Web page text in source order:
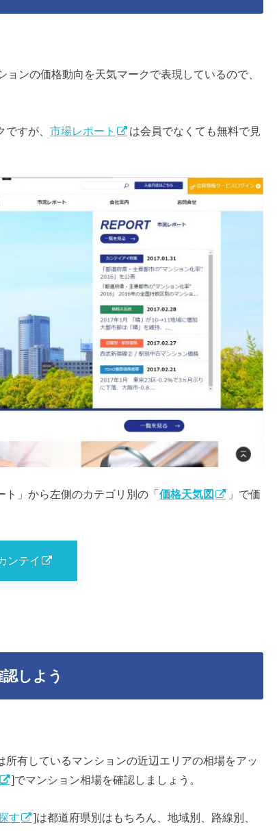
ンの価格動向を天気マークで表現しているので、
すが、 市場レポート
は会員でなくても無料で見
ト」から左側のカテゴリ別の「価格天気図
」で価
ンテイ
しよう
有しているマンションの近辺エリアの相場をアッ
]でマンション相場を確認しましょう。
す
]は都道府県別はもちろん、地域別、路線別、